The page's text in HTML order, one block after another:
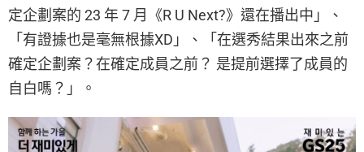
定企劃案的 23 年 7 月《R U Next?》還在播出中」、
「有證據也是毫無根據XD」、「在選秀結果出來之前
確定企劃案？在確定成員之前？ 是提前選擇了成員的
自白嗎？」。